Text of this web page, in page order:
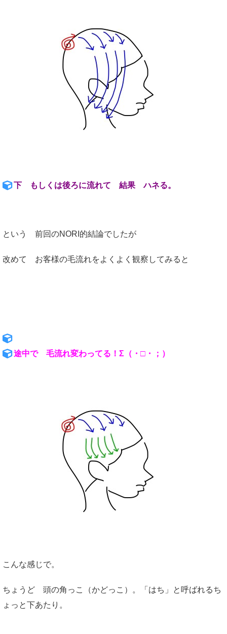
下 もしくは後ろに流れて 結果 ハネる。
という 前回のNORI的結論でしたが
改めて お客様の毛流れをよくよく観察してみると
途中で 毛流れ変わってる！Σ（・□・；）
こんな感じで。
ちょうど 頭の角っこ（かどっこ）。「はち」と呼ばれるち
ょっと下あたり。